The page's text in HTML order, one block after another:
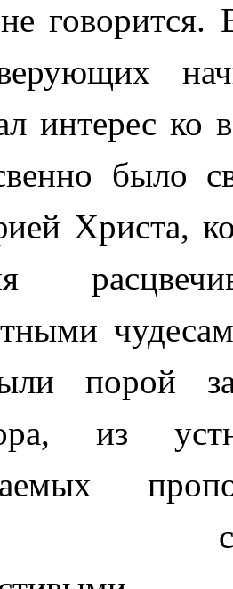
интерес ко
было
Христа,
порой
из